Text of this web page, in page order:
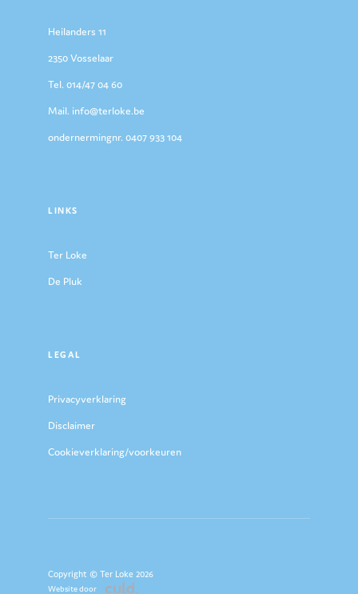
Heilanders 11
2350 Vosselaar
Tel. 014/47 04 60
Mail. info@terloke.be
ondernermingnr. 0407 933 104
LINKS
Ter Loke
De Pluk
LEGAL
Privacyverklaring
Disclaimer
Cookieverklaring/voorkeuren
Copyright © Ter Loke 2026
Website door